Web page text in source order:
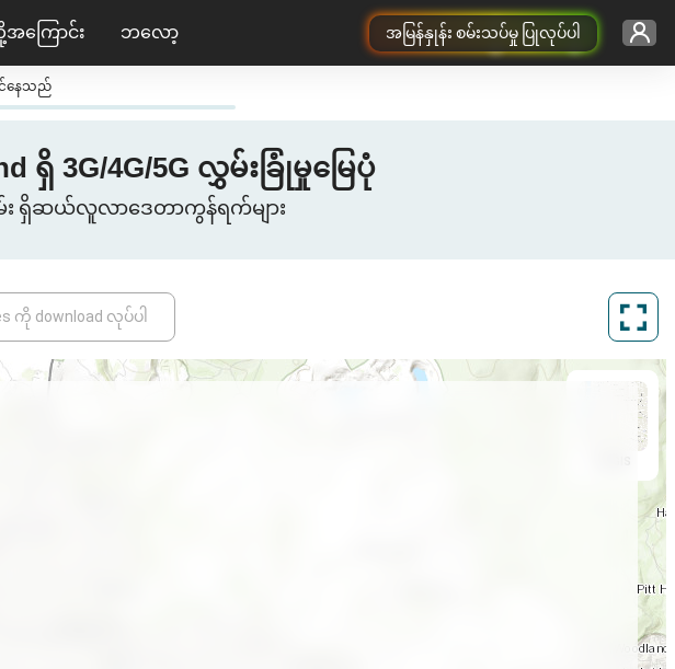
အမြန်နှုန်း စမ်းသပ်မှု ပြုလုပ်ပါ
ကြောင်း ဘလော့
နေသည်
3G/4G/5G လွှမ်းခြုံမှုမြေပုံ
မ်း ရှိဆယ်လူလာဒေတာကွန်ရက်များ
ကို download လုပ်ပါ